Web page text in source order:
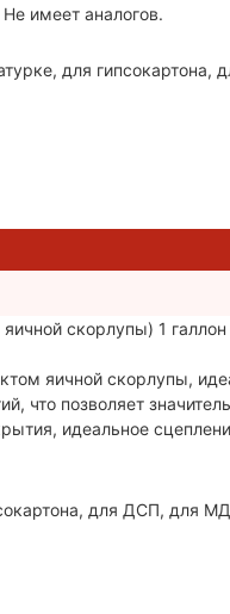
имеет аналогов.
для
скорлупы) 1
яичной скорлупы,
что позволяет
идеальное
для ДСП, для